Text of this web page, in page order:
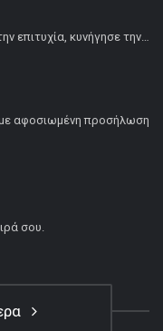
επιτυχία, κυνήγησε την…
με αφοσιωμένη προσήλωση
σου.